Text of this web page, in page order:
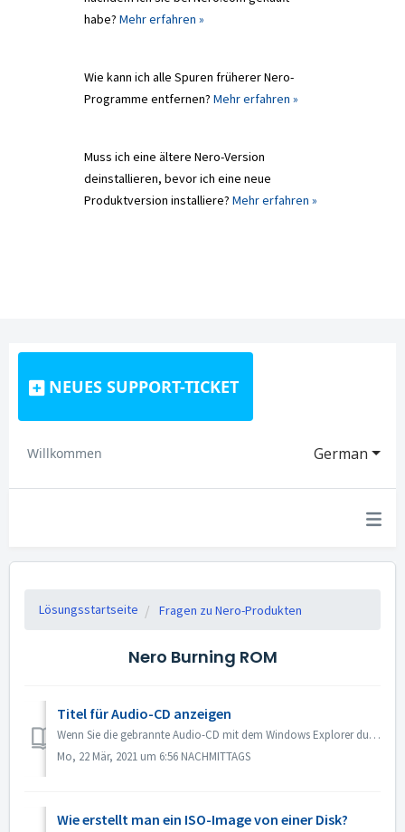
habe? Mehr erfahren »
Wie kann ich alle Spuren früherer Nero-
Programme entfernen? Mehr erfahren »
Muss ich eine ältere Nero-Version
deinstallieren, bevor ich eine neue
Produktversion installiere? Mehr erfahren »
NEUES SUPPORT-TICKET
German
Willkommen
Lösungsstartseite Fragen zu Nero-Produkten
Nero Burning ROM
Titel für Audio-CD anzeigen
Wenn Sie die gebrannte Audio-CD mit dem Windows Explorer durchsuchen, wird sie als Track 1, Track 2 angezeigt. Das sollte bei allen Brennprogrammen so sein....
Mo, 22 Mär, 2021 um 6:56 NACHMITTAGS
Wie erstellt man ein ISO-Image von einer Disk?